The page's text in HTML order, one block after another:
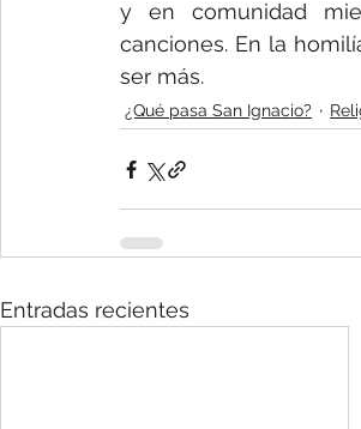
y en comunidad
canciones. En la
ser más.
¿Qué pasa San Ignacio?
Entradas recientes